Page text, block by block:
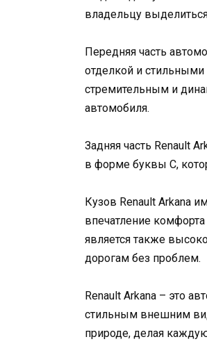
владельцу
Передняя часть
отделкой и
стремительным и
автомобиля.
Задняя часть Renault
в форме буквы C,
Кузов Renault Arkana
впечатление
является также
дорогам без проблем.
Renault Arkana – это
стильным внешним
природе, делая